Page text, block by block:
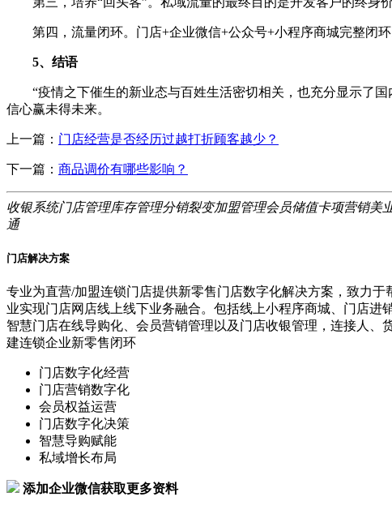
第四，流量闭环。门店+企业微信+公众号+小程序商城完整闭
5、结语
“疫情之下催生的新业态与百姓生活密切相关，也充分显示了国
信心赢未得未来。
上一篇： 门店经营是否经历过越打折顾客越少？
下一篇： 商品调价有哪些影响？
收银系统门店管理库存管理分销裂变加盟管理会员储值卡项营销美
通
门店解决方案
专业为直营/加盟连锁门店提供新零售门店数字化解决方案，致力于
业实现门店网店线上线下业务融合。包括线上小程序商城、门店进
智慧门店在线导购化、会员营销管理以及门店收银管理，连接人、
建连锁企业新零售闭环
门店数字化经营
门店营销数字化
会员权益运营
门店数字化决策
智慧导购赋能
私域增长布局
添加企业微信获取更多资料